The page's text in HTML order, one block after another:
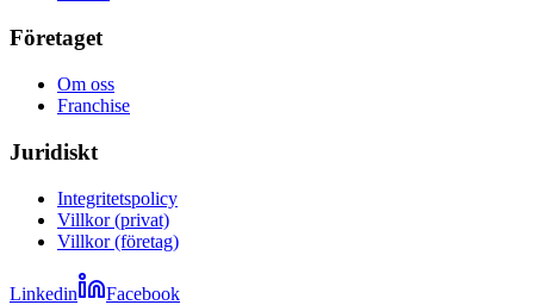
Företaget
Om oss
Franchise
Juridiskt
Integritetspolicy
Villkor (privat)
Villkor (företag)
Linkedin Facebook